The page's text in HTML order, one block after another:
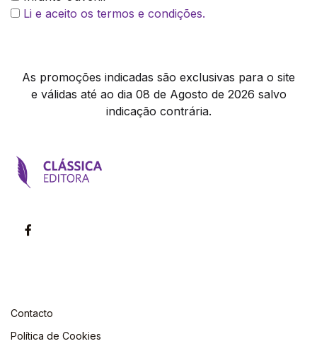
Li e aceito os termos e condições.
As promoções indicadas são exclusivas para o site
e válidas até ao dia 08 de Agosto de 2026 salvo
indicação contrária.
Contacto
Política de Cookies